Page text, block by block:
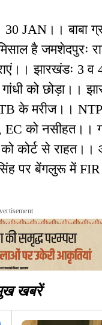
JAN।। बाबा
है जमशेदपुरः
झारखंडः 3 व
को छोड़ा।।
TB के मरीज।।
EC को नसीहत।।
कोर्ट से
पर बेंगलुरू में
खबरें